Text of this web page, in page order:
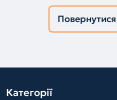
Категорії